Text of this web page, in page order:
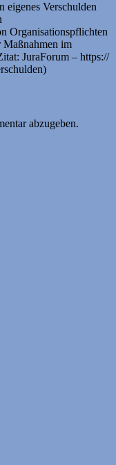
eigenes Verschulden
Organisationspflichten
im
JuraForum – https://
abzugeben.